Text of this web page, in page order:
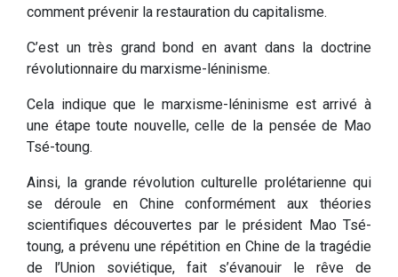
comment prévenir la restauration du capitalisme.
C’est un très grand bond en avant dans la doctrine
révolutionnaire du marxisme-léninisme.
Cela indique que le marxisme-léninisme est arrivé à
une étape toute nouvelle, celle de la pensée de Mao
Tsé-toung.
Ainsi, la grande révolution culturelle prolétarienne qui
se déroule en Chine conformément aux théories
scientifiques découvertes par le président Mao Tsé-
toung, a prévenu une répétition en Chine de la tragédie
de l’Union soviétique, fait s’évanouir le rêve de